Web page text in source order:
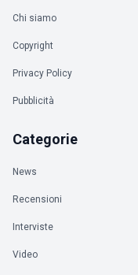
Chi siamo
Copyright
Privacy Policy
Pubblicità
Categorie
News
Recensioni
Interviste
Video